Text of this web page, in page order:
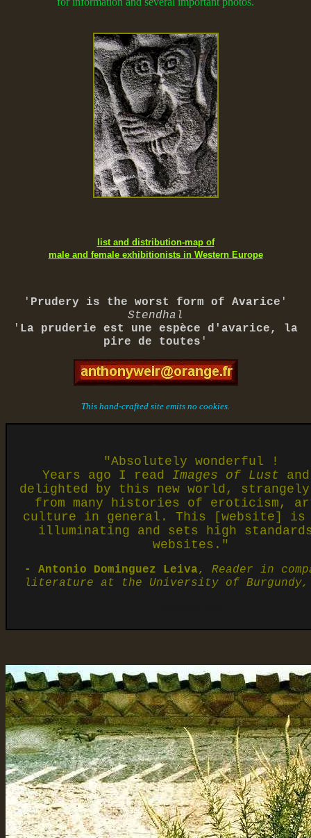
list and distribution-map of
male and female exhibitionists in Western Europe
' Prudery is the worst form of Avarice '
Stendhal
' La pruderie est une espèce d'avarice, la
pire de toutes '
This hand-crafted site emits no cookies.
"Absolutely wonderful !
Years ago I read Images of Lust
delighted by this new world, strangely
from many histories of eroticism,
culture in general. This [website]
illuminating and sets high
websites."
- Antonio Dominguez Leiva, Reader in
literature at the University of